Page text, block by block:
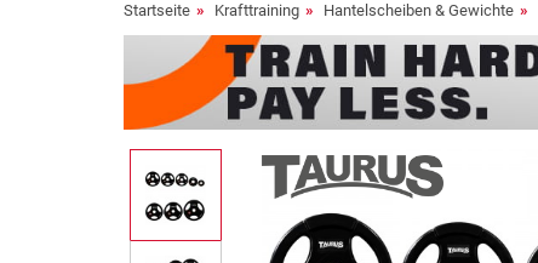
Startseite Krafttraining Hantelscheiben & Gewichte